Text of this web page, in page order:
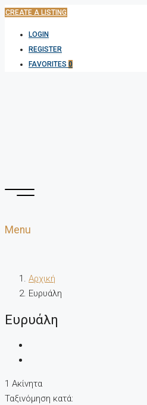
CREATE A LISTING
LOGIN
REGISTER
FAVORITES 0
Menu
Αρχική
Ευρυάλη
Ευρυάλη
1 Ακίνητα
Ταξινόμηση κατά: